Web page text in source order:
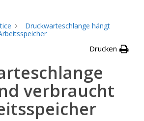
Druckwarteschlange hängt
Drucken
verbraucht